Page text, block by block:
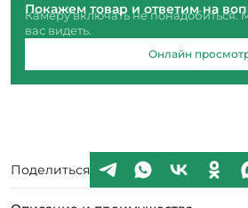
Покажем товар и ответим на
Камеру включать не понадобиться.
вас видеть.
Онлайн
Поделиться